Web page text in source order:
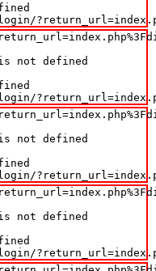
is not defined
is not defined
is not defined